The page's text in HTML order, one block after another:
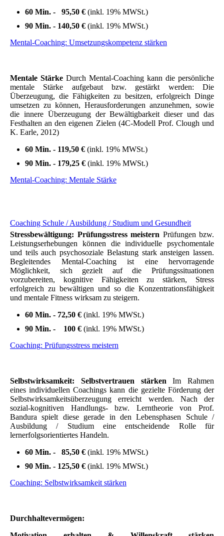
60 Min. - 95,50 € (inkl. 19% MWSt.)
90 Min. - 140,50 € (inkl. 19% MWSt.)
Mental-Coaching: Umsetzungskompetenz stärken
Mentale Stärke Durch Mental-Coaching kann die persönliche
mentale Stärke aufgebaut bzw. gestärkt werden: Die
Überzeugung, die Fähigkeiten zu besitzen, erfolgreich Dinge
umsetzen zu können, Herausforderungen anzunehmen, sowie
die innere Überzeugung der Bewältigbarkeit dieser und das
Festhalten an den eigenen Zielen (4C-Modell Prof. Clough und
K. Earle, 2012)
60 Min. - 119,50 € (inkl. 19% MWSt.)
90 Min. - 179,25 € (inkl. 19% MWSt.)
Mental-Coaching: Mentale Stärke
Coaching Schule / Ausbildung / Studium und Gesundheit
Stressbewältigung: Prüfungsstress meistern Prüfungen bzw.
Leistungserhebungen können die individuelle psychomentale
und teils auch psychosoziale Belastung stark ansteigen lassen.
Begleitendes Mental-Coachingist eine hervorragende
Möglichkeit, sich gezielt auf die Prüfungssituationen
vorzubereiten, kognitive Fähigkeiten zu stärken, Stress
erfolgreich zu bewältigen und so die Konzentrationsfähigkeit
und mentale Fitness wirksam zu steigern.
60 Min. - 72,50 € (inkl. 19% MWSt.)
90 Min. - 100 € (inkl. 19% MWSt.)
Coaching: Prüfungsstress meistern
Selbstwirksamkeit: Selbstvertrauen stärkenIm Rahmen
eines individuellen Coachings kann die gezielte Förderung der
Selbstwirksamkeitsüberzeugung erreicht werden. Nach der
sozial-kognitiven Handlungs- bzw. Lerntheorie von Prof.
Bandura spielt diese gerade in den Lebensphasen Schule /
Ausbildung / Studium eine entscheidende Rolle für
lernerfolgsorientiertes Handeln.
60 Min. - 85,50 € (inkl. 19% MWSt.)
90 Min. - 125,50 € (inkl. 19% MWSt.)
Coaching: Selbstwirksamkeit stärken
Durchhaltevermögen: